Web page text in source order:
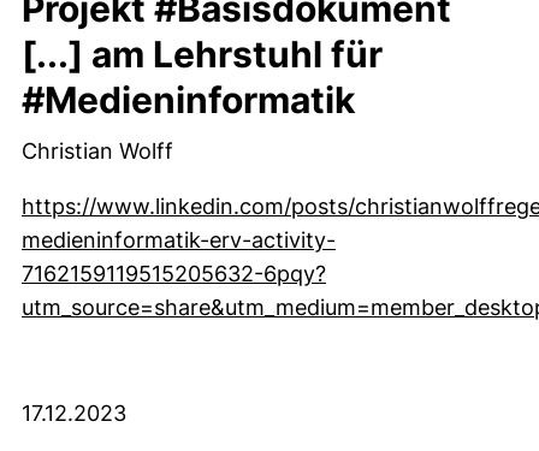
[...] am Lehrstuhl für
#Medieninformatik
Christian Wolff
https://www.linkedin.com/posts/
medieninformatik-erv-activity-
7162159119515205632-6pqy?
17.12.2023